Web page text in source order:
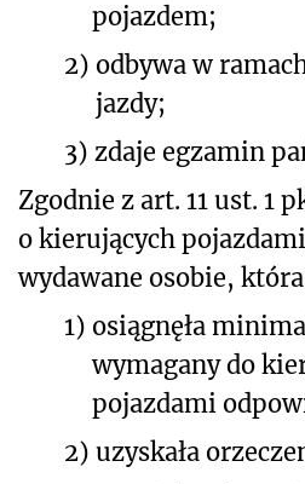
pojazdem;
2) odbywa w
jazdy;
3) zdaje egzamin
Zgodnie z art. 11 ust. 1
o kierujących
wydawane osobie,
1) osiągnęła
wymagany do
pojazdami
2) uzyskała